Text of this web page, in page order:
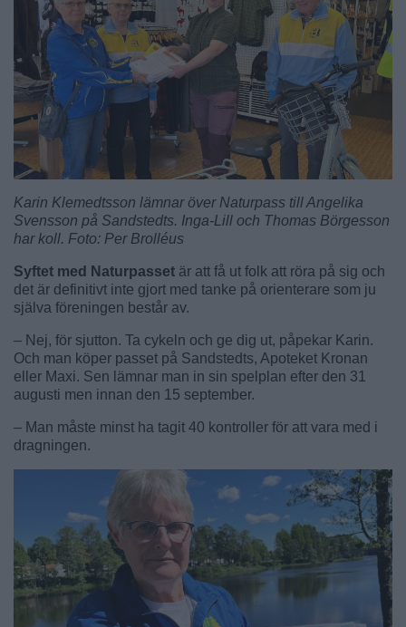
Karin Klemedtsson lämnar över Naturpass till Angelika
Svensson på Sandstedts. Inga-Lill och Thomas Börgesson
har koll. Foto: Per Brolléus
Syftet med Naturpasset är att få ut folk att röra på sig och
det är definitivt inte gjort med tanke på orienterare som ju
själva föreningen består av.
– Nej, för sjutton. Ta cykeln och ge dig ut, påpekar Karin.
Och man köper passet på Sandstedts, Apoteket Kronan
eller Maxi. Sen lämnar man in sin spelplan efter den 31
augusti men innan den 15 september.
– Man måste minst ha tagit 40 kontroller för att vara med i
dragningen.